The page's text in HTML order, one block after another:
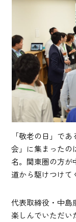
「敬老の日」で
会」に集まったの
名。関東圏の方が
道から駆けつけて
代表取締役・中島
楽しんでいただい